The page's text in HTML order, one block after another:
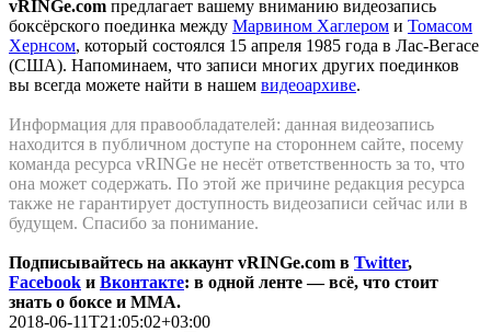
vRINGe.com предлагает вашему вниманию видеозапись
боксёрского поединка между Марвином Хаглером и Томасом
Хернсом, который состоялся 15 апреля 1985 года в Лас-Вегасе
(США). Напоминаем, что записи многих других поединков
вы всегда можете найти в нашем видеоархиве.
Информация для правообладателей: данная видеозапись
находится в публичном доступе на стороннем сайте, посему
команда ресурса vRINGe не несёт ответственность за то, что
она может содержать. По этой же причинe редакция ресурса
также не гарантирует доступность видеозаписи сейчас или в
будущем. Спасибо за понимание.
Подписывайтесь на аккаунт vRINGe.com в Twitter,
Facebook и Вконтакте: в одной ленте — всё, что стоит
знать о боксе и ММА.
2018-06-11T21:05:02+03:00